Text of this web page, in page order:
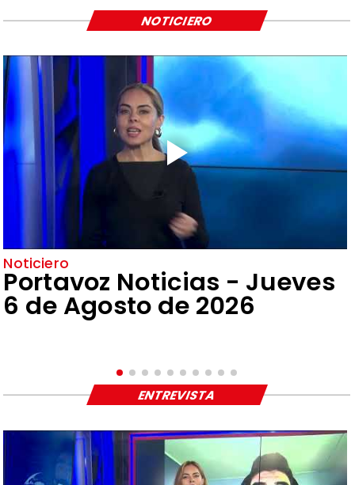
Noticiero
Portavoz Noticias - Jueves
6 de Agosto de 2026
NOTICIERO
ENTREVISTA